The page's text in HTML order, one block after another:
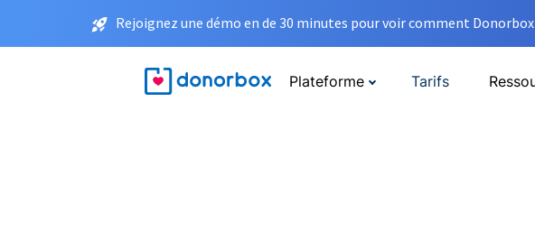
Rejoignez une démo en de 30 minutes pour voir comment
Plateforme Tarifs